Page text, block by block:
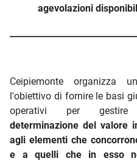
agevolazioni
Ceipiemonte organizza
l'obiettivo di fornire le basi
operativi per gestire
determinazione del valore
agli elementi che
e a quelli che in esso